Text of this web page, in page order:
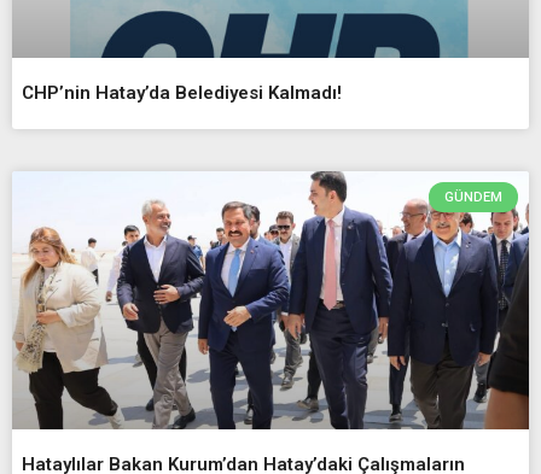
CHP’nin Hatay’da Belediyesi Kalmadı!
GÜNDEM
Hataylılar Bakan Kurum’dan Hatay’daki Çalışmaların